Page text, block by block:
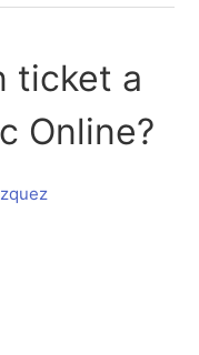
ticket a
Online?